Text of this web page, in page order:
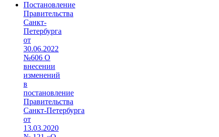
Постановление
Правительства
Санкт-
Петербурга
от
30.06.2022
№606 О
внесении
изменений
в
постановление
Правительства
Санкт‑Петербурга
от
13.03.2020